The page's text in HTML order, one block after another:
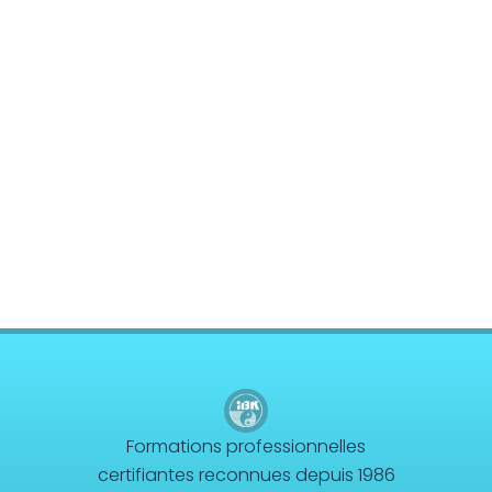
Formations professionnelles
certifiantes reconnues depuis 1986